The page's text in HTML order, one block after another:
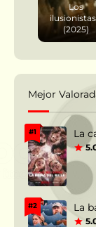
Los
(2025)
Mejor
#1 La
#2 La